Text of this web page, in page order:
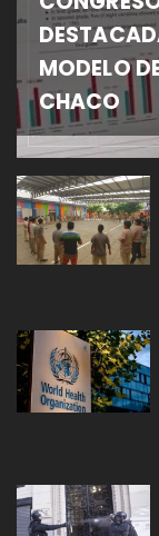
MODELO
CHACO